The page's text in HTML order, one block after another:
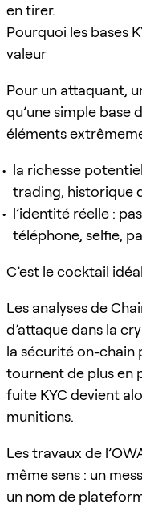
en tirer.
Pourquoi les bases
valeur
Pour un attaquant,
qu’une simple base
éléments
la richesse
trading, historique
l’identité réelle :
téléphone, selfie,
C’est le cocktail
Les analyses de
d’attaque dans la
la sécurité on-chain
tournent de plus en
fuite KYC devient
munitions.
Les travaux de
même sens : un
un nom de